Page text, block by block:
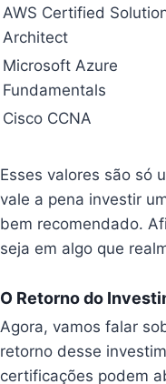
AWS Certified
Architect
Microsoft Azure
Fundamentals
Cisco CCNA
Esses valores são só
vale a pena investir
bem recomendado.
seja em algo que
O Retorno do
Agora, vamos falar
retorno desse
certificações podem